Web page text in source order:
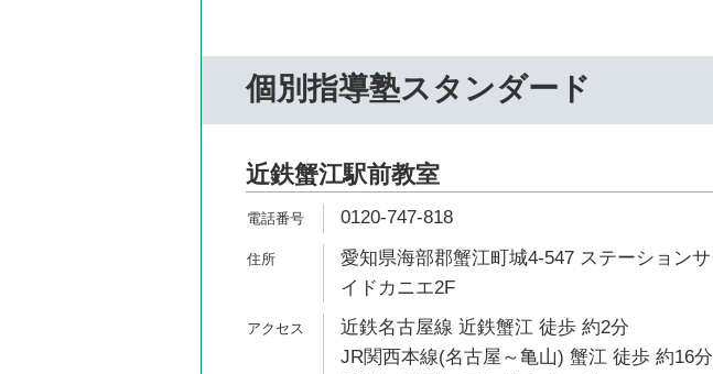
個別指導塾スタンダード
近鉄蟹江駅前教室
0120-747-818
愛知県海部郡蟹江町城4-547 ステーションサ
イドカニエ2F
近鉄名古屋線 近鉄蟹江 徒歩 約2分
JR関西本線(名古屋～亀山) 蟹江 徒歩 約16分